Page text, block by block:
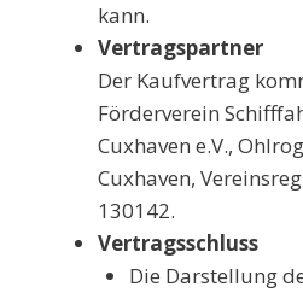
kann.
Vertragspartner
Der Kaufvertrag
Förderverein
Cuxhaven e.V.,
Cuxhaven,
130142.
Vertragsschluss
Die Darstellung